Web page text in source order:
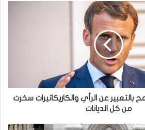
بالتعبير عن الرأي والكاريكاتيرات سخرت
من كل الديانات